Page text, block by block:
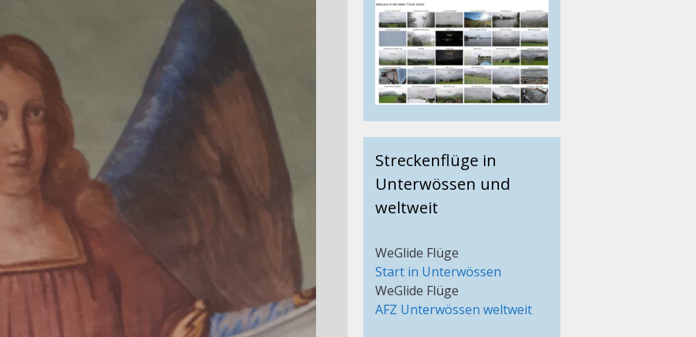
Streckenflüge in
Unterwössen und
weltweit
WeGlide Flüge
Start in Unterwössen
WeGlide Flüge
AFZ Unterwössen weltweit